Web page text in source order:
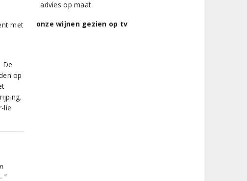
met
De
op
lie
"
advies op maat
onze wijnen gezien op tv